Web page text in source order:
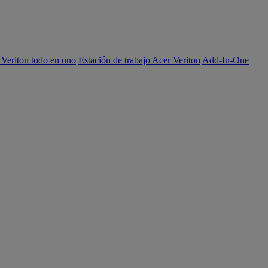
todo en uno Estación de trabajo Acer Veriton Add-In-One